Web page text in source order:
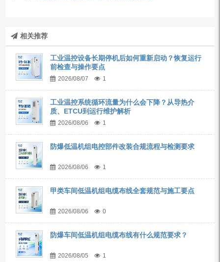
相关推荐
工业温控设备长期停机后如何重新启动？恢复运行
前检查与操作要点
2026/08/07 1
工业温控系统循环流量为什么会下降？从导热介
质、ETCU到运行维护解析
2026/08/06 1
防爆低温机组电控部件改装合规流程与检测要求
2026/08/06 1
甲类车间低温机组电缆布线全套规范与施工要点
2026/08/06 0
防爆车间低温机组电缆布线有什么规范要求？
2026/08/05 1